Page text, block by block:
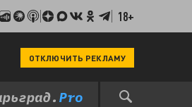
18+
ОТКЛЮЧИТЬ РЕКЛАМУ